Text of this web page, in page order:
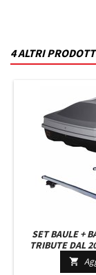
4 ALTRI
SET BAULE +
TRIBUTE DAL
LITRI IN GRIGIO
110
